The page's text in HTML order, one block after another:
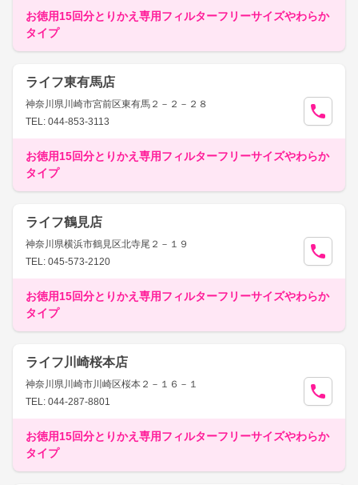
お徳用15回分とりかえ専用フィルターフリーサイズやわらか
タイプ
ライフ東有馬店
神奈川県川崎市宮前区東有馬２－２－２８
TEL: 044-853-3113
お徳用15回分とりかえ専用フィルターフリーサイズやわらか
タイプ
ライフ鶴見店
神奈川県横浜市鶴見区北寺尾２－１９
TEL: 045-573-2120
お徳用15回分とりかえ専用フィルターフリーサイズやわらか
タイプ
ライフ川崎桜本店
神奈川県川崎市川崎区桜本２－１６－１
TEL: 044-287-8801
お徳用15回分とりかえ専用フィルターフリーサイズやわらか
タイプ